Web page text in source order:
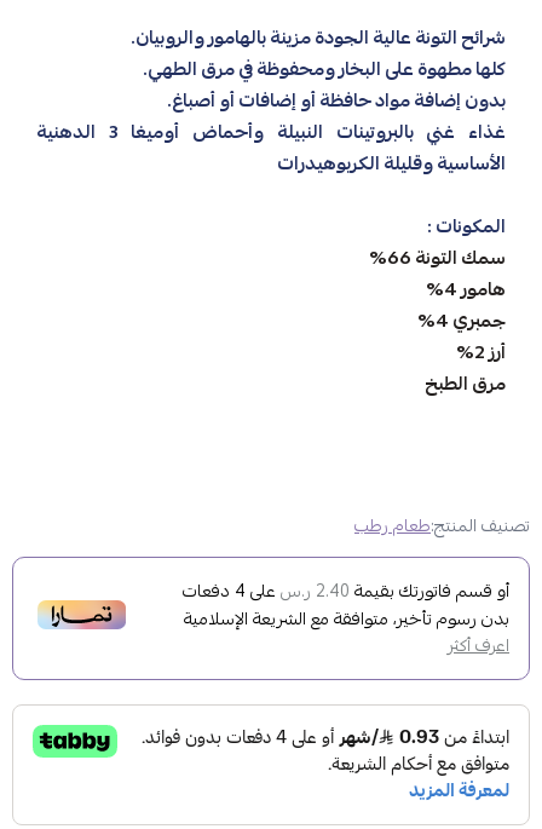
شرائح التونة عالية الجودة مزينة بالهامور والروبيان.
كلها مطهوة على البخار ومحفوظة في مرق الطهي.
بدون إضافة مواد حافظة أو إضافات أو أصباغ.
غذاء غني بالبروتينات النبيلة وأحماض أوميغا 3 الدهنية
الأساسية وقليلة الكربوهيدرات
المكونات :
سمك التونة 66%
هامور 4%
جمبري 4%
أرز 2%
مرق الطبخ
تصنيف المنتج:طعام رطب
أو قسم فاتورتك بقيمة 2.40 ر.س على4 دفعات
بدون رسوم تأخير، متوافقة مع الشريعة الإسلامية
اعرف أكثر